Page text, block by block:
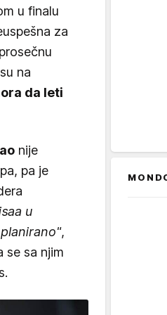
u finalu
za
na
da leti
nije
pa je
u
,
se sa njim